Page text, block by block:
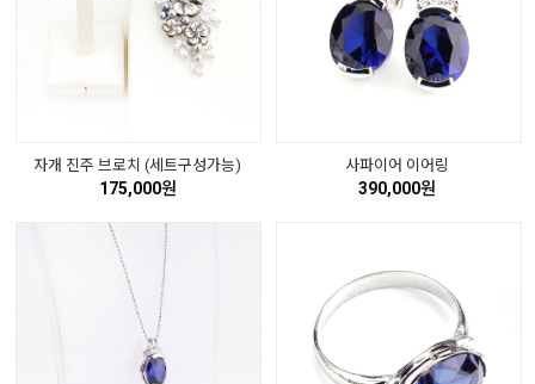
자개 진주 브로치 (세트구성가능)
175,000원
사파이어 이어링
390,000원